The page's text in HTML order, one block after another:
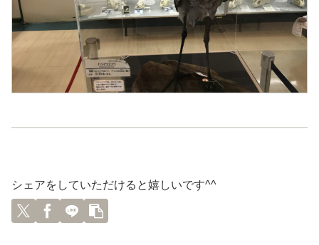
シェアをしていただけると嬉しいです^^